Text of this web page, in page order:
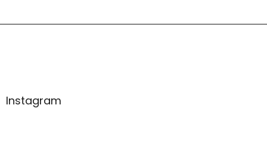
t
Instagram